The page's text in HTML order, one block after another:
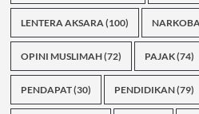
LENTERA AKSARA (100) NARKOBA
OPINI MUSLIMAH(72) PAJAK(74)
PENDAPAT(30) PENDIDIKAN(79)